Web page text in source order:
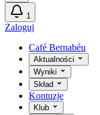
1
Zaloguj
Café Bernabéu
Aktualności
Wyniki
Skład
Kontuzje
Klub